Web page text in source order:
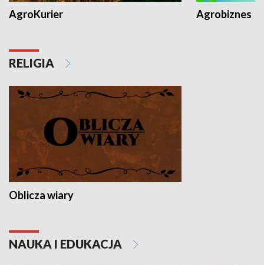
AgroKurier Agrobiznes
RELIGIA
Oblicza wiary
NAUKA I EDUKACJA